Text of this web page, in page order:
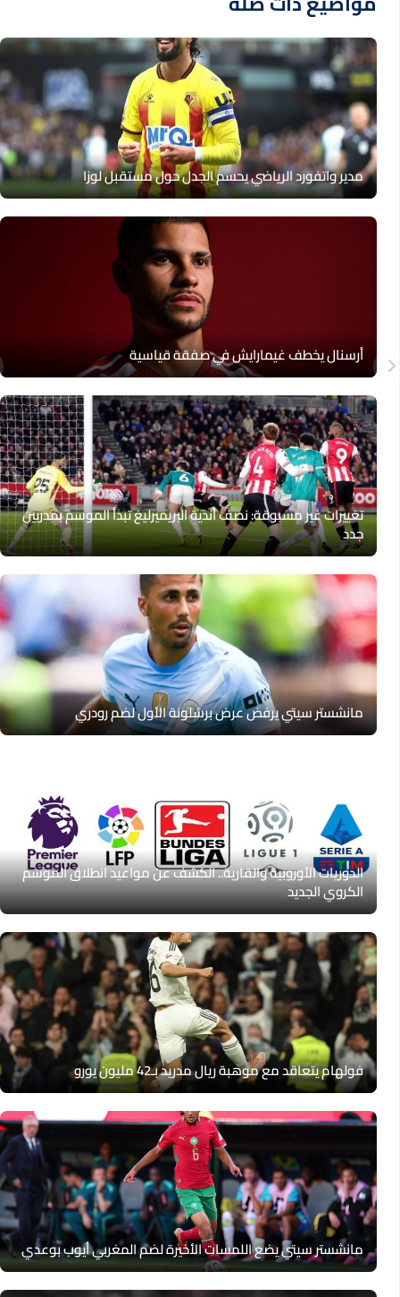
مدير واتفورد الرياضي يحسم الجدل حول مستقبل لوزا
أرسنال يخطف غيمارايش في صفقة قياسية
تغييرات غير مسبوقة: نصف أندية البريميرليغ تبدأ الموسم بمدربين
جدد
مانشستر سيتي يرفض عرض برشلونة الأول لضم رودري
الدوريات الأوروبية والقارية.. الكشف عن مواعيد انطلاق الموسم
الكروي الجديد
فولهام يتعاقد مع موهبة ريال مدريد بـ42 مليون يورو
مانشستر سيتي يضع اللمسات الأخيرة لضم المغربي أيوب بوعدي